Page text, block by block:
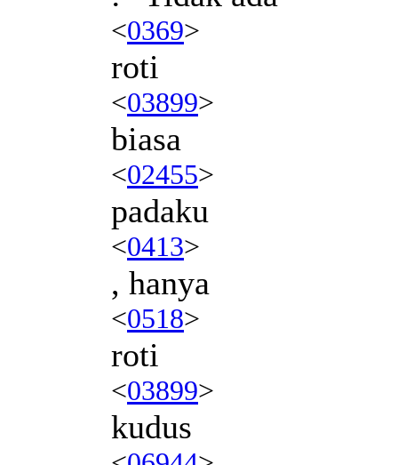
<0369>
roti
<03899>
biasa
<02455>
padaku
<0413>
, hanya
<0518>
roti
<03899>
kudus